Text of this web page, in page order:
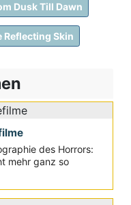
Dusk Till Dawn
Reflecting Skin
des Horrors:
mehr ganz so